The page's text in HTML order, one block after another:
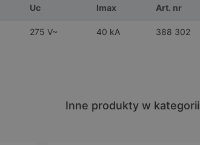
Uc Imax Art. nr
275 V~ 40 kA 388 302
Inne produkty w kategorii